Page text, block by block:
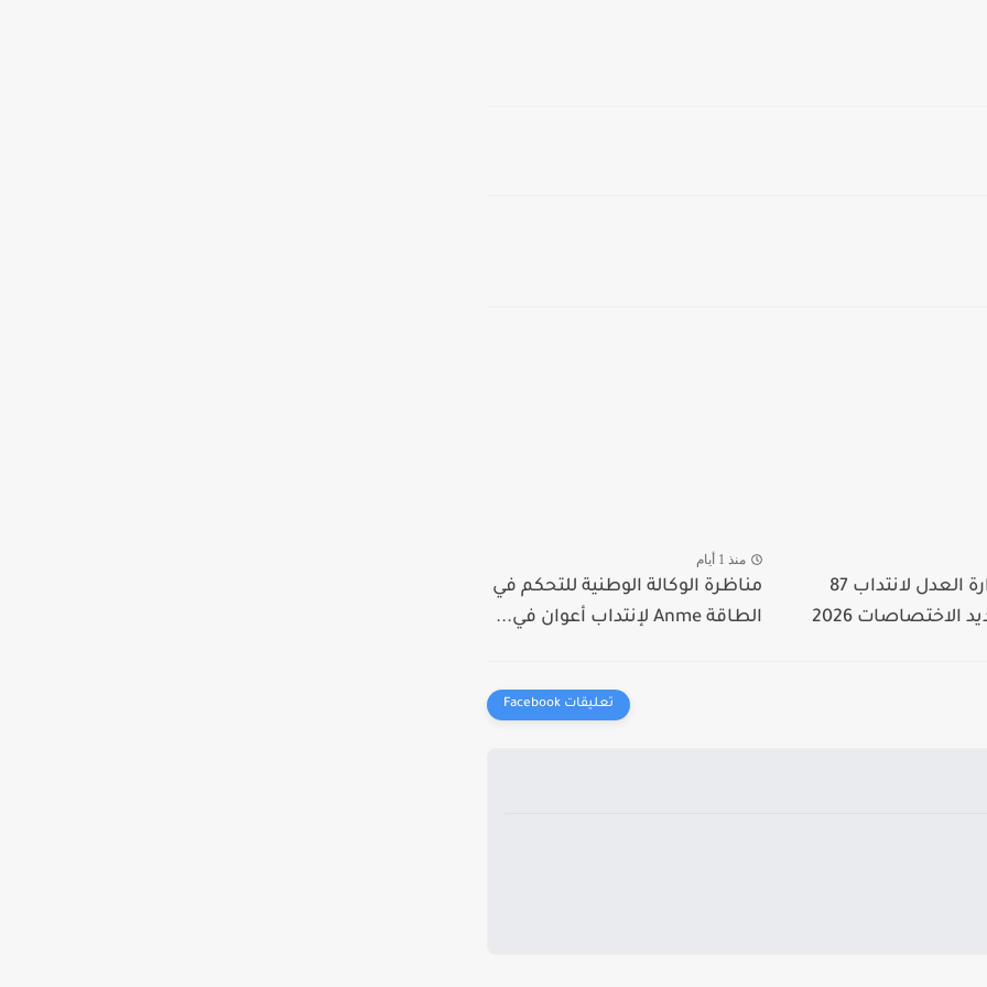
مناظرة وزارة العدل لانتداب 87
الاختصاصات 2026
منذ 1 أيام
مناظرة الوكالة الوطنية للتحكم في
الطاقة Anme لإنتداب أعوان في...